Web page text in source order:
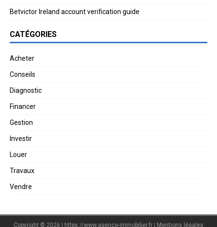
Betvictor Ireland account verification guide
CATÉGORIES
Acheter
Conseils
Diagnostic
Financer
Gestion
Investir
Louer
Travaux
Vendre
Copyright © 2026 | https://www.agence-immobilier.fr | Mentions légales